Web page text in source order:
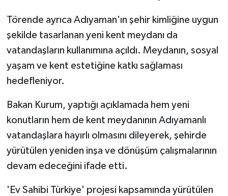
Törende ayrıca Adıyaman'ın şehir kimliğine uygun
şekilde tasarlanan yeni kent meydanı da
vatandaşların kullanımına açıldı. Meydanın, sosyal
yaşam ve kent estetiğine katkı sağlaması
hedefleniyor.
Bakan Kurum, yaptığı açıklamada hem yeni
konutların hem de kent meydanının Adıyamanlı
vatandaşlara hayırlı olmasını dileyerek, şehirde
yürütülen yeniden inşa ve dönüşüm çalışmalarının
devam edeceğini ifade etti.
'Ev Sahibi Türkiye' projesi kapsamında yürütülen